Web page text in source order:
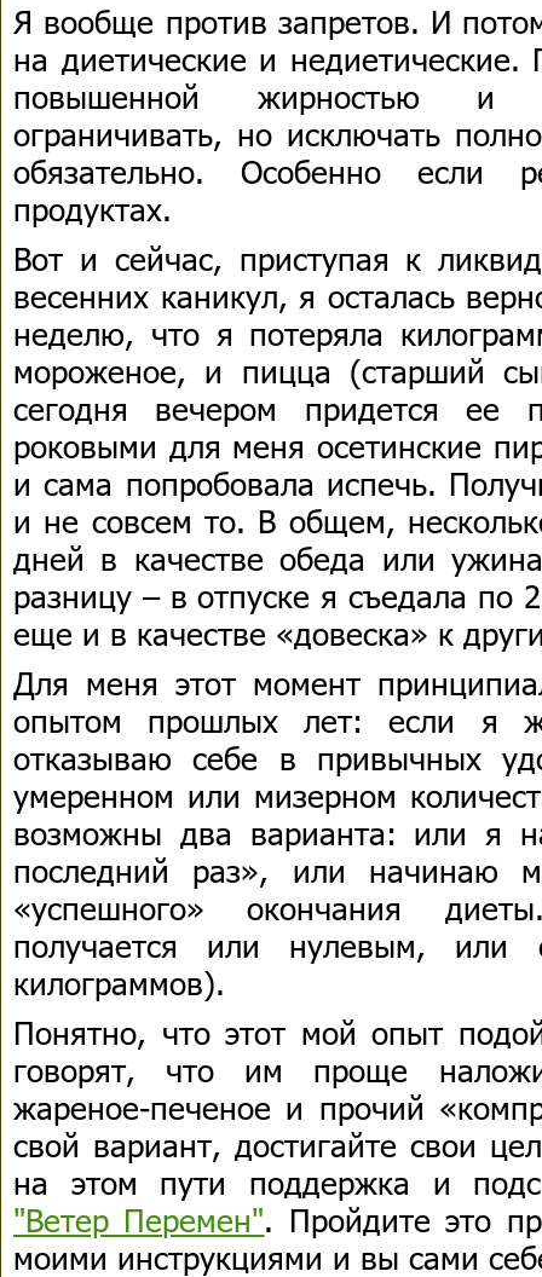
Я вообще против запретов. И
на диетические и
повышенной жирностью и
ограничивать, но исключать
обязательно. Особенно
продуктах.
Вот и сейчас, приступая к
весенних каникул, я осталась
неделю, что я потеряла
мороженое, и пицца (старший
сегодня вечером придется
роковыми для меня осетинские
и сама попробовала испечь.
и не совсем то. В общем,
дней в качестве обеда или
разницу – в отпуске я съедала по
еще и в качестве «довеска» к
Для меня этот момент
опытом прошлых лет: если я
отказываю себе в привычных
умеренном или мизерном
возможны два варианта: или я
последний раз», или начинаю
«успешного» окончания
получается или нулевым,
килограммов).
Понятно, что этот мой опыт
говорят, что им проще
жареное-печеное и прочий
свой вариант, достигайте свои
на этом пути поддержка и
"Ветер Перемен". Пройдите это
моими инструкциями и вы сами